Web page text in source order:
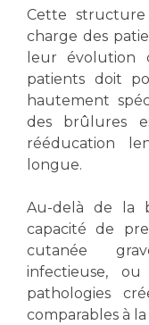
Vos droits, vos
Handicap
Handi 13
Pôle Médecine
Accueil sourds
Charte Romain
Mouvement
Activité
Écoles et
Plateforme
Adresser un
Réseaux de soins
Adresser un
Médicale
Radiologie /
Cette
charge des
leur évolution
patients doit
hautement
des brûlures
rééducation
longue.
Au-delà de la
capacité de
cutanée
infectieuse,
pathologies
comparables à